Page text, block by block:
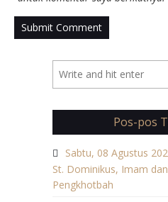
Pos-pos
Sabtu, 08 Agustus
St. Dominikus, Imam
Pengkhotbah